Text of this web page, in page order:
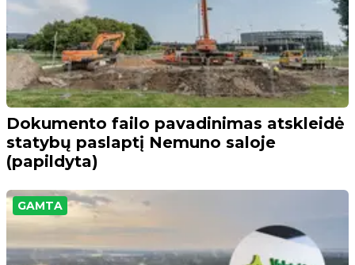
Dokumento failo pavadinimas atskleidė
statybų paslaptį Nemuno saloje
(papildyta)
GAMTA